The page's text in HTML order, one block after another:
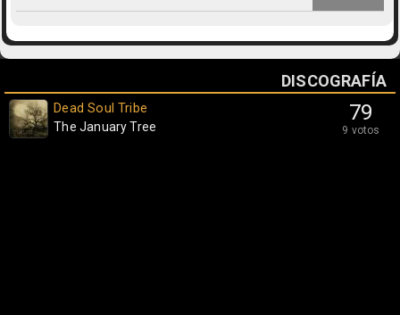
DISCOGRAFÍA
79
9 votos
Dead Soul Tribe
The January Tree